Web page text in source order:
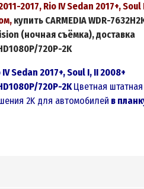
2017, Rio IV Sedan 2017+, Soul
купить CARMEDIAWDR-
(ночная съёмка), доставка
720P-2K
Sedan 2017+, Soul I, II 2008+
720P-2KЦветная штатная
2K для автомобилей в